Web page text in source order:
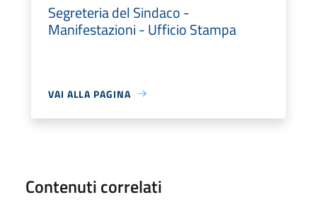
Segreteria del Sindaco -
Manifestazioni - Ufficio Stampa
VAI ALLA PAGINA
Contenuti correlati